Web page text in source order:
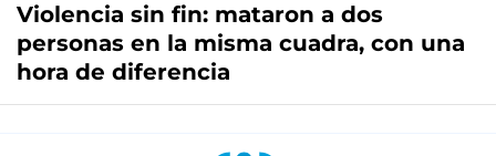
Violencia sin fin: mataron a dos
personas en la misma cuadra, con una
hora de diferencia